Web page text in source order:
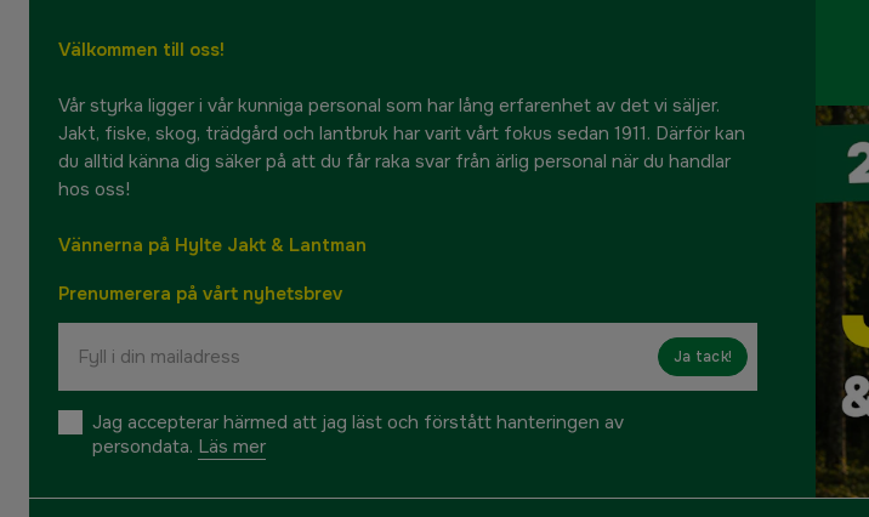
Välkommen till oss!
Vår styrka ligger i vår kunniga personal som har lång erfarenhet av det vi säljer.
Jakt, fiske, skog, trädgård och lantbruk har varit vårt fokus sedan 1911. Därför kan
du alltid känna dig säker på att du får raka svar från ärlig personal när du handlar
hos oss!
Vännerna på Hylte Jakt & Lantman
Prenumerera på vårt nyhetsbrev
Ja tack!
Jag accepterar härmed att jag läst och förstått hanteringen av
persondata. Läs mer